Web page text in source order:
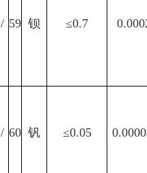
/ 59 钡 ≤0.7
/ 60 钒 ≤0.05